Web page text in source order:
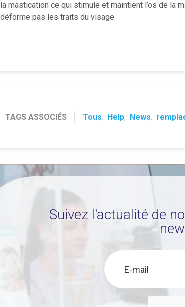
la mastication ce qui stimule et maintient l’os de la
déforme pas les traits du visage.
TAGS ASSOCIÉS Tous, Help, News,
Suivez l'actualité de